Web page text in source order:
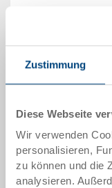
Zustimmung
Diese Webseite
Wir verwenden
personalisieren,
zu können und die
analysieren.
Angebot
Artikeldaten